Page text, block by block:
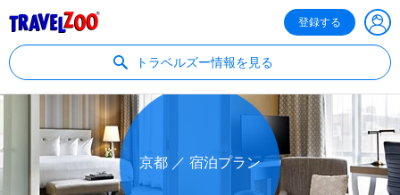
登録する
トラベルズー情報を見る
京都 ／ 宿泊プラン